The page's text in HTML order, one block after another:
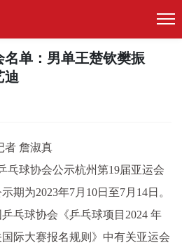
名单：男单王楚钦樊振
迪
者 詹淑真
乓球协会公示杭州第19届亚运会
期为2023年7月10日至7月14日。
乓球协会《乒乓球项目2024 年
际大赛报名规则》中有关亚运会